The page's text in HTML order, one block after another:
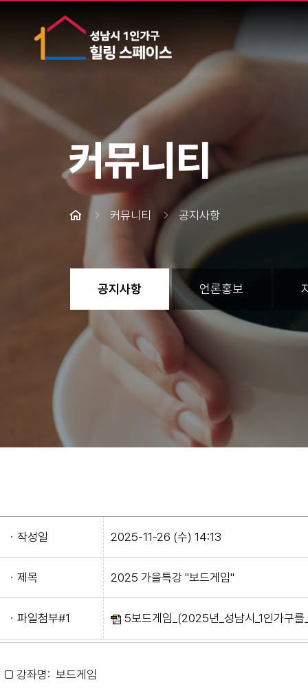
커뮤니티
커뮤니티 공지사항
공지사항 언론홍보
ㆍ작성일 2025-11-26 (수) 14:13
ㆍ제목 2025 가을특강 "보드게임"
ㆍ파일첨부#1 5보드게임_(2025년_성남시_1인가구를
□ 강좌명: 보드게임